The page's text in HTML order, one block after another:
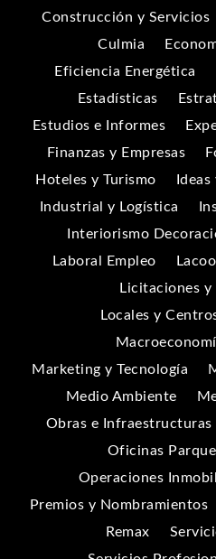
Construcción y Servicios
Culmia
Eficiencia Energética
Estadísticas
Estudios e Informes
Finanzas y Empresas
Hoteles y Turismo
Industrial y Logística
Interiorismo
Laboral Empleo
Licitaciones y
Locales y
Marketing y Tecnología
Medio Ambiente
Obras e Infraestructuras
Oficinas Parque
Operaciones
Premios y Nombramientos
Remax